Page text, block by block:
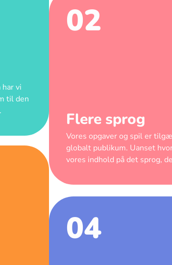
vi
til den
02
Flere sprog
Vores opgaver og spil er
globalt publikum. Uanset
vores indhold på det sprog,
04